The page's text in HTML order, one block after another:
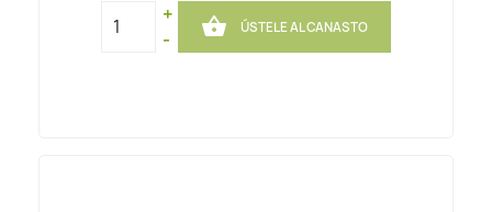
+
-
 ÚSTELE AL CANASTO